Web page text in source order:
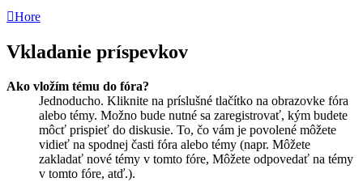
Hore
Vkladanie príspevkov
Ako vložím tému do fóra?
Jednoducho. Kliknite na príslušné tlačítko na obrazovke fóra
alebo témy. Možno bude nutné sa zaregistrovať, kým budete
môcť prispieť do diskusie. To, čo vám je povolené môžete
vidieť na spodnej časti fóra alebo témy (napr. Môžete
zakladať nové témy v tomto fóre, Môžete odpovedať na témy
v tomto fóre, atď.).